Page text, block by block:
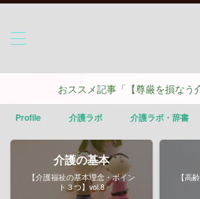
おススメ記事「【尊厳を損なう介
Profile 介護ラボ 介護ラボ・辞書
介護の基本
【介護福祉の基本理念・ポイン
ト３つ】vol.8
【高